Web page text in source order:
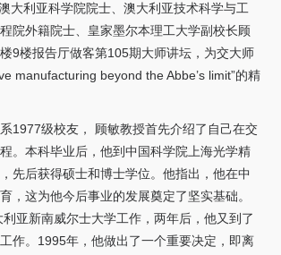
大利亚科学院院士、澳大利亚技术科学与工
院外籍院士、皇家墨尔本理工大学副校长顾
9楼报告厅做客第105期大师讲坛，为交大师
manufacturing beyond the Abbe’s limit”的精
1977级校友， 顾敏教授首先介绍了自己在交
。本科毕业后，他到中国科学院上海光学精
先后获得硕士和博士学位。他指出，他在中
，这为他今后事业的发展奠定了坚实基础。
亚新南威尔士大学工作，两年后，他又到了
作。1995年，他做出了一个重要决定，即离